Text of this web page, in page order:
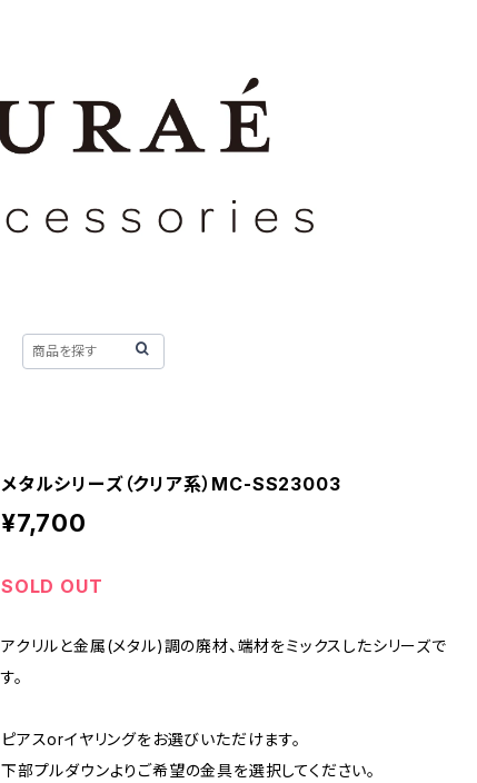
メタルシリーズ（クリア系）MC-SS23003
¥7,700
SOLD OUT
アクリルと金属(メタル)調の廃材、端材をミックスしたシリーズで
す。
ピアスorイヤリングをお選びいただけます。
下部プルダウンよりご希望の金具を選択してください。